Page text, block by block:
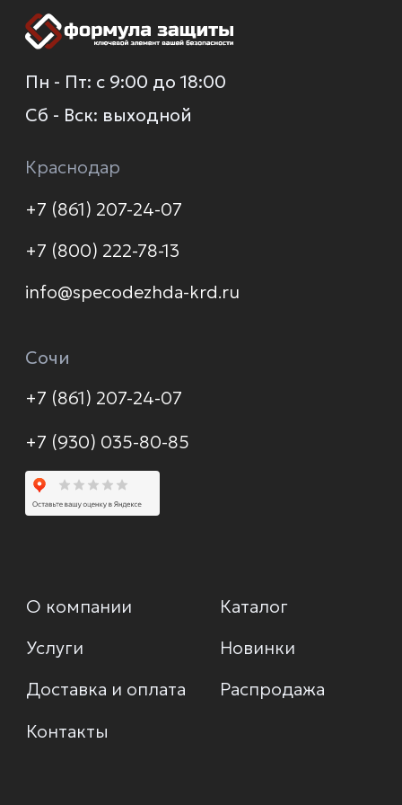
О компании
Услуги
© 2026 Формула защиты
Контакты
Каталог
Новинки